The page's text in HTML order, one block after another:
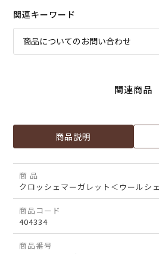
関連キーワード
商品についてのお問い合わせ
関連商品
商品説明
商 品
クロッシェマーガレット＜ウールシ
商品コード
404334
商品番号